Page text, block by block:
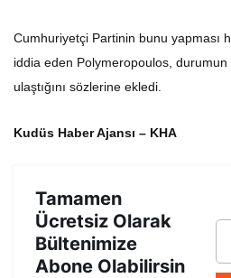
Cumhuriyetçi Partinin bunu yapması
iddia eden Polymeropoulos,
ulaştığını sözlerine ekledi.
Kudüs Haber Ajansı – KHA
Tamamen
Ücretsiz Olarak
Bültenimize
Abone Olabilirsin